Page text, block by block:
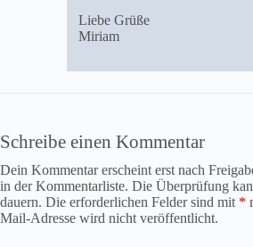
Liebe Grüße
Miriam
Schreibe einen Kommentar
Dein Kommentar erscheint erst nach
in der Kommentarliste. Die Überprüfung
dauern. Die erforderlichen Felder sind mit *
Mail-Adresse wird nicht veröffentlicht.